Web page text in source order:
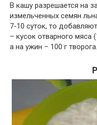
В кашу разрешается на
измельченных семян
7-10 суток, то
– кусок отварного мяса
а на ужин – 100 г творога.